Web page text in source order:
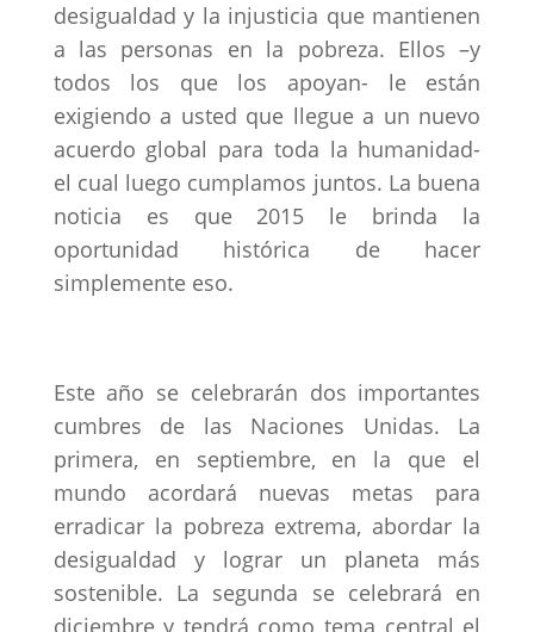
desigualdad y la injusticia que mantienen
a las personas en la pobreza. Ellos –y
todos los que los apoyan- le están
exigiendo a usted que llegue a un nuevo
acuerdo global para toda la humanidad-
el cual luego cumplamos juntos. La buena
noticia es que 2015 le brinda la
oportunidad histórica de hacer
simplemente eso.
Este año se celebrarán dos importantes
cumbres de las Naciones Unidas. La
primera, en septiembre, en la que el
mundo acordará nuevas metas para
erradicar la pobreza extrema, abordar la
desigualdad y lograr un planeta más
sostenible. La segunda se celebrará en
diciembre y tendrá como tema central el